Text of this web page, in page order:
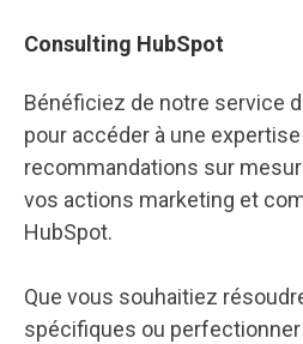
Consulting HubSpot
Bénéficiez de notre service
pour accéder à une
recommandations sur
vos actions marketing et
HubSpot.
Que vous souhaitiez
spécifiques ou